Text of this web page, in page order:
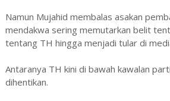
Namun Mujahid membalas asakan
mendakwa sering memutarkan belit
tentang TH hingga menjadi tular di
Antaranya TH kini di bawah kawalan
dihentikan.